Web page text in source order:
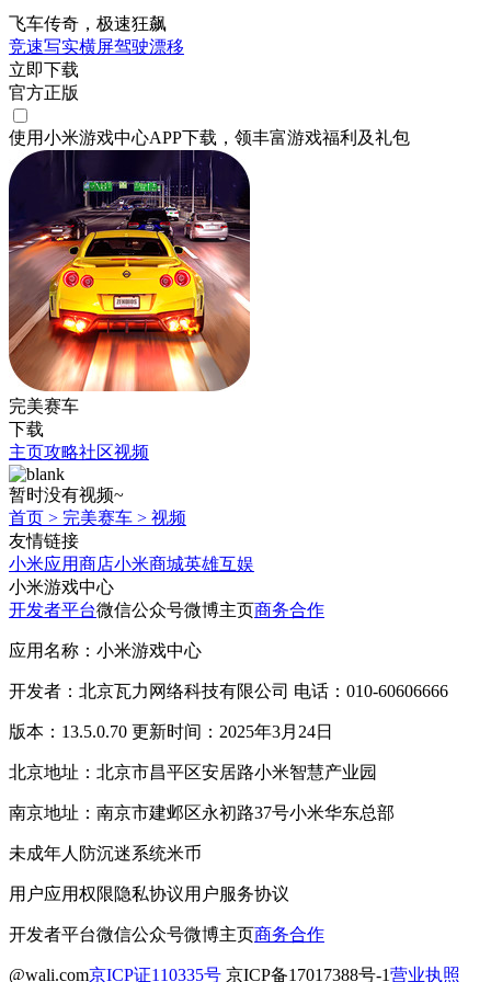
飞车传奇，极速狂飙
竞速写实横屏驾驶漂移
立即下载
官方正版
使用小米游戏中心APP下载 ，领丰富游戏福利 及礼包
完美赛车
下载
主页攻略社区视频
暂时没有视频~
首页 > 完美赛车 > 视频
友情链接
小米应用商店小米商城英雄互娱
小米游戏中心
开发者平台微信公众号微博主页商务合作
应用名称：小米游戏中心
开发者：北京瓦力网络科技有限公司 电话：010-60606666
版本：13.5.0.70 更新时间：2025年3月24日
北京地址：北京市昌平区安居路小米智慧产业园
南京地址：南京市建邺区永初路37号小米华东总部
未成年人防沉迷系统米币
用户应用权限隐私协议用户服务协议
开发者平台微信公众号微博主页商务合作
@wali.com京ICP证110335号 京ICP备17017388号-1营业执照